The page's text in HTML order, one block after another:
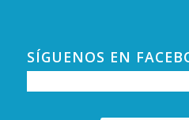
SÍGUENOS EN